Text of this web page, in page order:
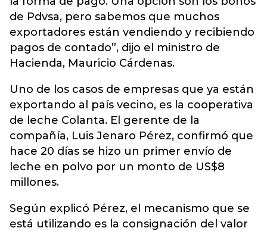
de Pdvsa, pero sabemos que muchos
exportadores están vendiendo y recibiendo
pagos de contado”, dijo el ministro de
Hacienda, Mauricio Cárdenas.
Uno de los casos de empresas que ya están
exportando al país vecino, es la cooperativa
de leche Colanta. El gerente de la
compañía, Luis Jenaro Pérez, confirmó que
hace 20 días se hizo un primer envío de
leche en polvo por un monto de US$8
millones.
Según explicó Pérez, el mecanismo que se
está utilizando es la consignación del valor